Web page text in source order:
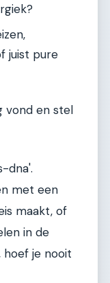
juist pure
vond en stel
dna'.
met een
maakt, of
in de
hoef je nooit